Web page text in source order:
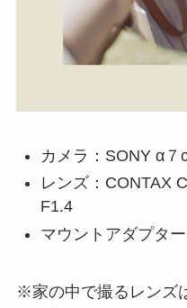
カメラ：SONY α７
レンズ：CONTAX
F1.4
マウントアダプタ
※家の中で撮るレンズ